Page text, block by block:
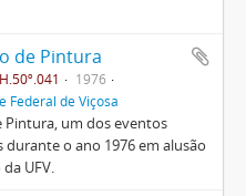
de Pintura
1976
Federal de Viçosa
Pintura, um dos eventos
o ano 1976 em alusão
UFV.